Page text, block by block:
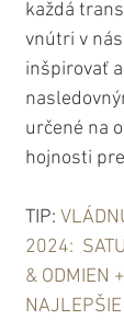
každá
vnútri v
inšpirovať
určené na
hojnosti
TIP:
2024:
& ODMIEN
NAJLEPŠIE